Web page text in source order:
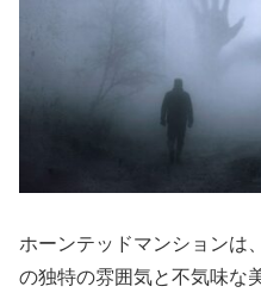
ホーンテッドマンションは
の独特の雰囲気と不気味な